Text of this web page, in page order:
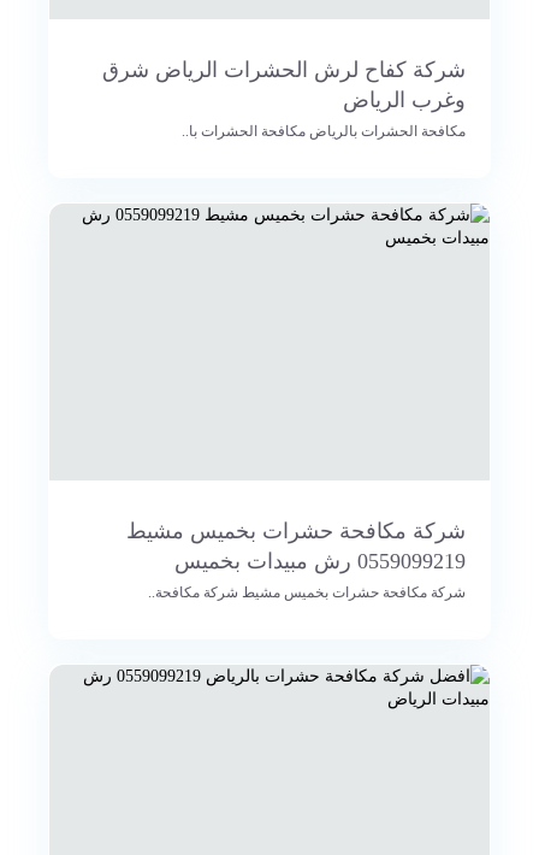
شركة كفاح لرش الحشرات الرياض شرق
وغرب الرياض
مكافحة الحشرات بالرياض مكافحة الحشرات با..
شركة مكافحة حشرات بخميس مشيط
0559099219 رش مبيدات بخميس
شركة مكافحة حشرات بخميس مشيط شركة مكافحة..